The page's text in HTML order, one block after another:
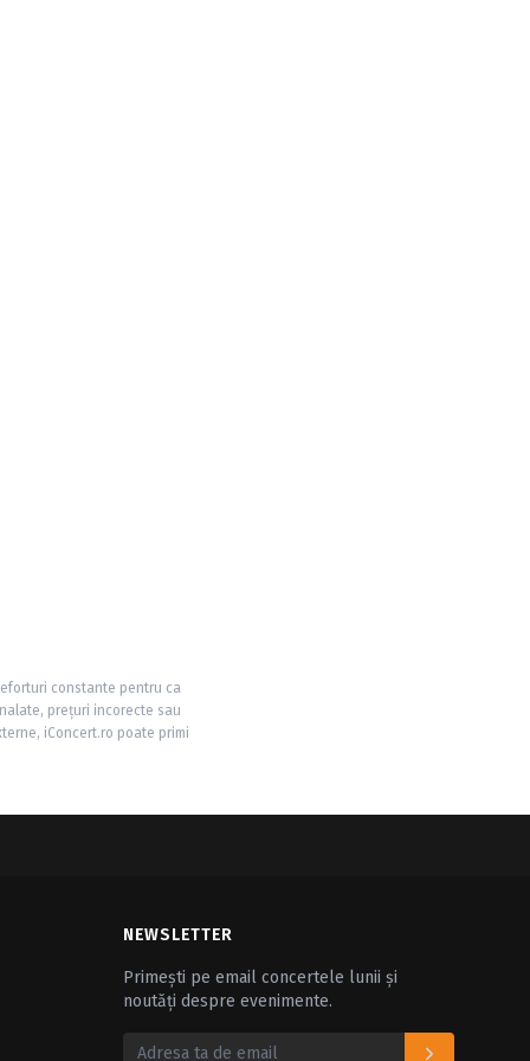
constante pentru ca
prețuri incorecte sau
iConcert.ro poate primi
NEWSLETTER
Primești pe email concertele lunii și
noutăți despre evenimente.